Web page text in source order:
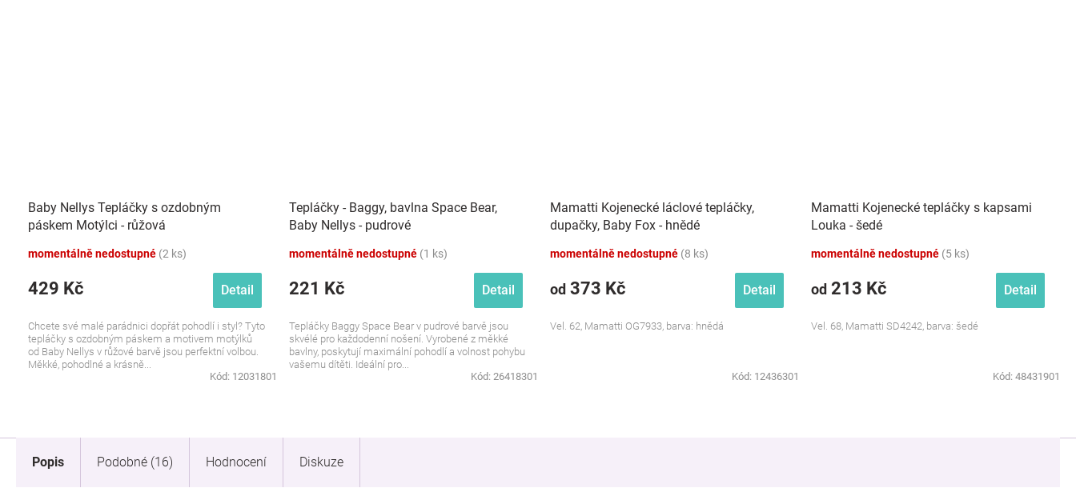
Baby Nellys Tepláčky s ozdobným
páskem Motýlci - růžová
momentálně nedostupné (2 ks)
429 Kč Detail
Chcete své malé parádnici dopřát pohodlí i styl? Tyto
tepláčky s ozdobným páskem a motivem motýlků
od Baby Nellys v růžové barvě jsou perfektní volbou.
Měkké, pohodlné a krásně...
Kód: 12031801
Tepláčky - Baggy, bavlna Space Bear,
Baby Nellys - pudrové
momentálně nedostupné (1 ks)
221 Kč Detail
Tepláčky Baggy Space Bear v pudrové barvě jsou
skvélé pro každodenní nošení. Vyrobené z měkké
bavlny, poskytují maximální pohodlí a volnost pohybu
vašemu dítěti. Ideální pro...
Kód: 26418301
Mamatti Kojenecké láclové tepláčky,
dupačky, Baby Fox - hnědé
momentálně nedostupné (8 ks)
od 373 Kč Detail
Vel. 62, Mamatti OG7933, barva: hnědá
Kód: 12436301
Mamatti Kojenecké tepláčky s kapsami
Louka - šedé
momentálně nedostupné (5 ks)
od 213 Kč Detail
Vel. 68, Mamatti SD4242, barva: šedé
Kód: 48431901
Popis Podobné (16) Hodnocení Diskuze